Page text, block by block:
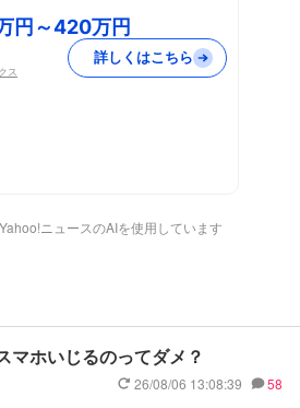
円～420万円
ス
詳しくはこちら
ニュースのAIを使用しています
マホいじるのってダメ？
26/08/06 13:08:39 58